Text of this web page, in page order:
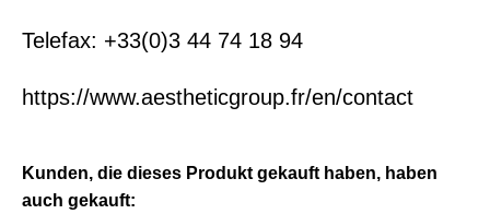
Telefax: +33(0)3 44 74 18 94
https://www.aestheticgroup.fr/en/contact
Kunden, die dieses Produkt gekauft haben, haben
auch gekauft: